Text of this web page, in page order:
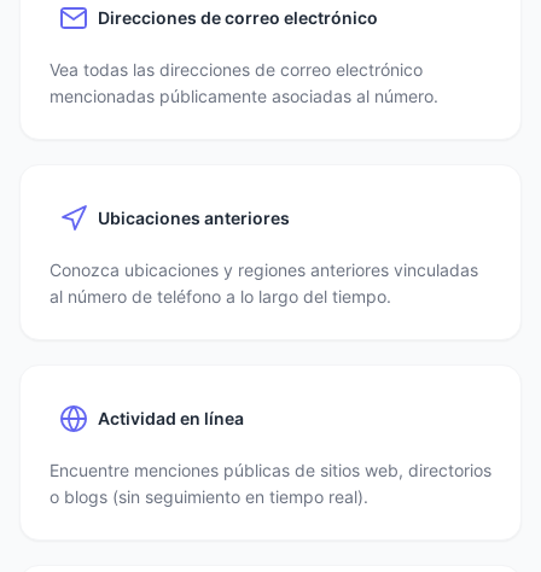
Direcciones de correo electrónico
Vea todas las direcciones de correo electrónico
mencionadas públicamente asociadas al número.
Ubicaciones anteriores
Conozca ubicaciones y regiones anteriores vinculadas
al número de teléfono a lo largo del tiempo.
Actividad en línea
Encuentre menciones públicas de sitios web, directorios
o blogs (sin seguimiento en tiempo real).